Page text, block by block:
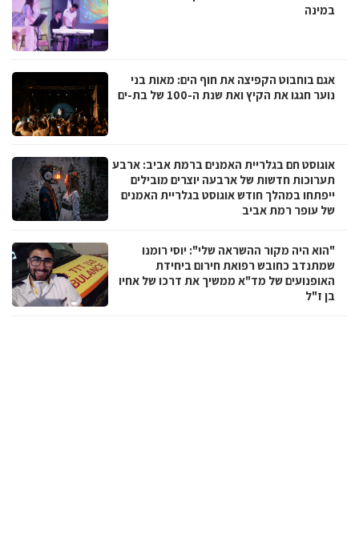
במינה
אגם בוחבוט הקפיצה את חוף הים: מאות בני
נוער חגגו את הקיץ ואת שנת ה-100 של בת-ים
אוגוסט חם בגלריית האמנים ברמת אביב: ארבע
תערוכות חדשות של ארבעה יוצרים מובילים
ייפתחו במהלך חודש אוגוסט בגלריית האמנים
של עופר רמת אביב
"הוא היה מקור ההשראה שלי": יוסי רומנו
שמתנדב כחובש רפואת חירום ביחידת
האופנועים של מד"א ממשיך את דרכו של אחיו
בן ז"ל